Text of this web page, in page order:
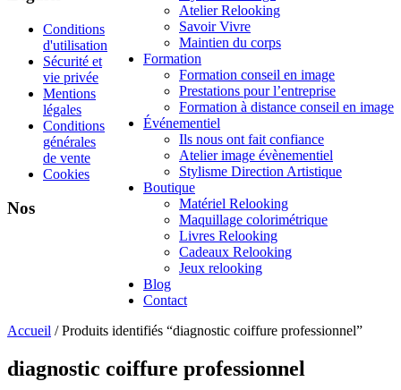
Atelier Relooking
Savoir Vivre
Maintien du corps
Formation
Formation conseil en image
Prestations pour l’entreprise
Formation à distance conseil en image
Événementiel
Ils nous ont fait confiance
Atelier image évènementiel
Stylisme Direction Artistique
Boutique
Matériel Relooking
Maquillage colorimétrique
Livres Relooking
Cadeaux Relooking
Jeux relooking
Blog
Contact
Accueil / Produits identifiés “diagnostic coiffure professionnel”
diagnostic coiffure professionnel
Conditions
d'utilisation
Sécurité et
vie privée
Mentions
légales
Conditions
générales
de vente
Cookies
Nos